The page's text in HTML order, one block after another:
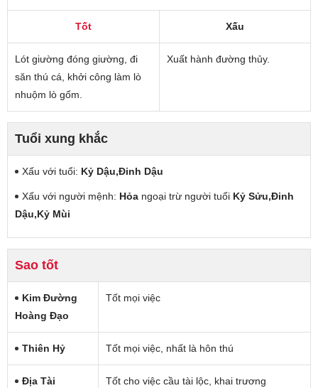
Tốt Xấu
Lót giường đóng giường, đi
săn thú cá, khởi công làm lò
nhuộm lò gốm.
Xuất hành đường thủy.
Tuổi xung khắc
Xấu với tuổi: Kỷ Dậu,Đinh Dậu
Xấu với người mệnh: Hỏa ngoại trừ người tuổi Kỷ Sửu,Đinh
Dậu,Kỷ Mùi
Sao tốt
Kim Đường
Hoàng Đạo
Tốt mọi việc
Thiên Hỷ Tốt mọi việc, nhất là hôn thú
Địa Tài Tốt cho việc cầu tài lộc, khai trương